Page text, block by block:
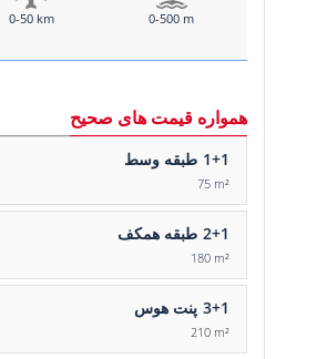
0-50 km 0-500 m
همواره قیمت های صحیح
1+1 طبقه وسط
75 m²
2+1 طبقه همکف
180 m²
3+1 پنت هوس
210 m²